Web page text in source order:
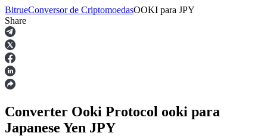
Futuros
BitrueConversor de CriptomoedasOOKI para JPY
Share
Converter Ooki Protocol ooki para
Japanese Yen JPY